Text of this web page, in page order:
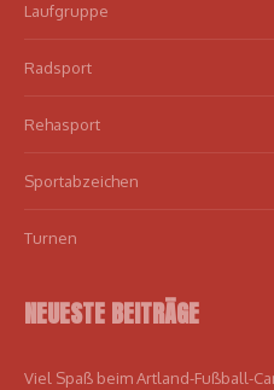
Laufgruppe
Radsport
Rehasport
Sportabzeichen
Turnen
NEUESTE BEITRÄGE
Viel Spaß beim Artland-Fußball-